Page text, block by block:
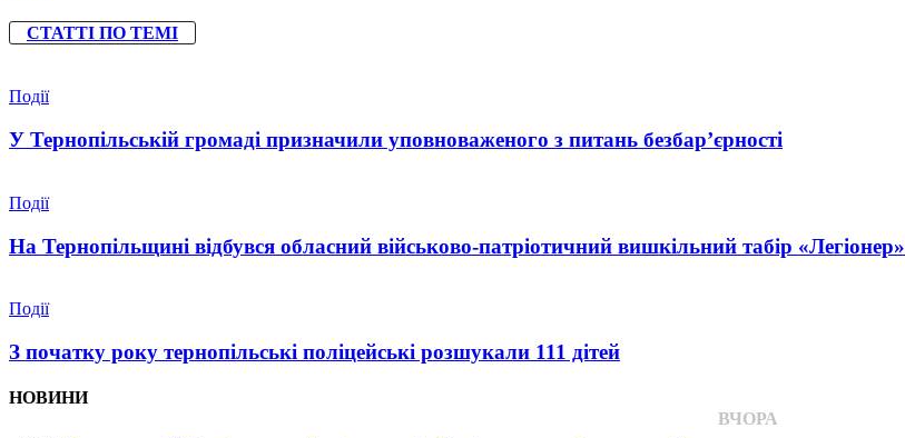
СТАТТІ ПО ТЕМІ
Події
У Тернопільській громаді призначили уповноваженого з питань безбар’єрності
Події
На Тернопільщині відбувся обласний військово-патріотичний вишкільний табір «Легіонер»
Події
З початку року тернопільські поліцейські розшукали 111 дітей
НОВИНИ
ВЧОРА